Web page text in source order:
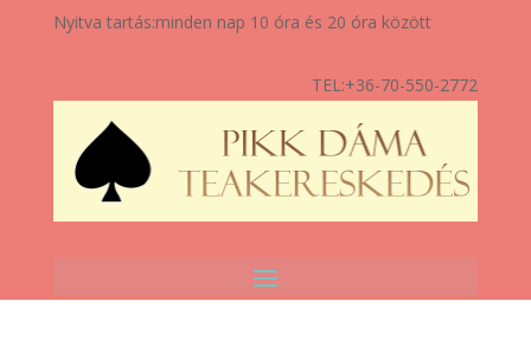
Nyitva tartás:minden nap 10 óra és 20 óra között
TEL:+36-70-550-2772